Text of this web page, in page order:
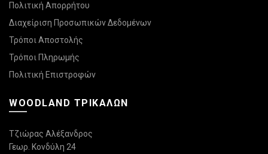
Πολιτική Απορρήτου
Διαχείριση Προσωπικών Δεδομένων
Τρόποι Αποστολής
Τρόποι Πληρωμής
Πολιτική Επιστροφών
WOODLAND ΤΡΙΚΆΛΩΝ
Τζιώρας Αλέξανδρος
Γεωρ. Κονδύλη 24